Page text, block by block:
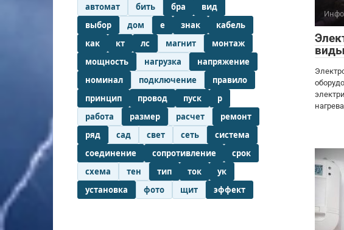
автомат бить бра
вид
выбор
дом е знак
кабель
как
кт лс магнит
монтаж
мощность
нагрузка
напряжение
номинал
подключение
правило
принцип
провод пуск
р
работа
размер расчет
ремонт
ряд
сад свет сеть
система
соединение
сопротивление
срок
схема
тен тип ток
ук
установка
фото щит эффект